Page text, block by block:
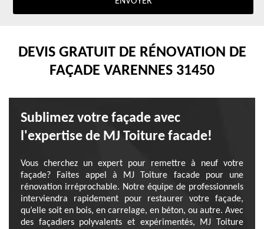
DEVIS GRATUIT DE RÉNOVATION DE
FAÇADE VARENNES 31450
Sublimez votre façade avec
l'expertise de MJ Toiture facade!
Vous cherchez un expert pour remettre à neuf votre
façade? Faites appel à MJ Toiture facade pour une
rénovation irréprochable. Notre équipe de professionnels
interviendra rapidement pour restaurer votre façade,
qu’elle soit en bois, en carrelage, en béton, ou autre. Avec
des façadiers polyvalents et expérimentés, MJ Toiture